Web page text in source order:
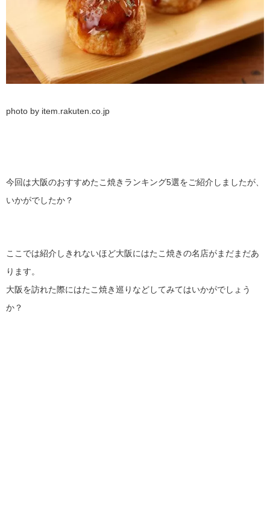
photo by item.rakuten.co.jp
今回は大阪のおすすめたこ焼きランキング5選をご紹介しましたが、
いかがでしたか？
ここでは紹介しきれないほど大阪にはたこ焼きの名店がまだまだあ
ります。
大阪を訪れた際にはたこ焼き巡りなどしてみてはいかがでしょう
か？